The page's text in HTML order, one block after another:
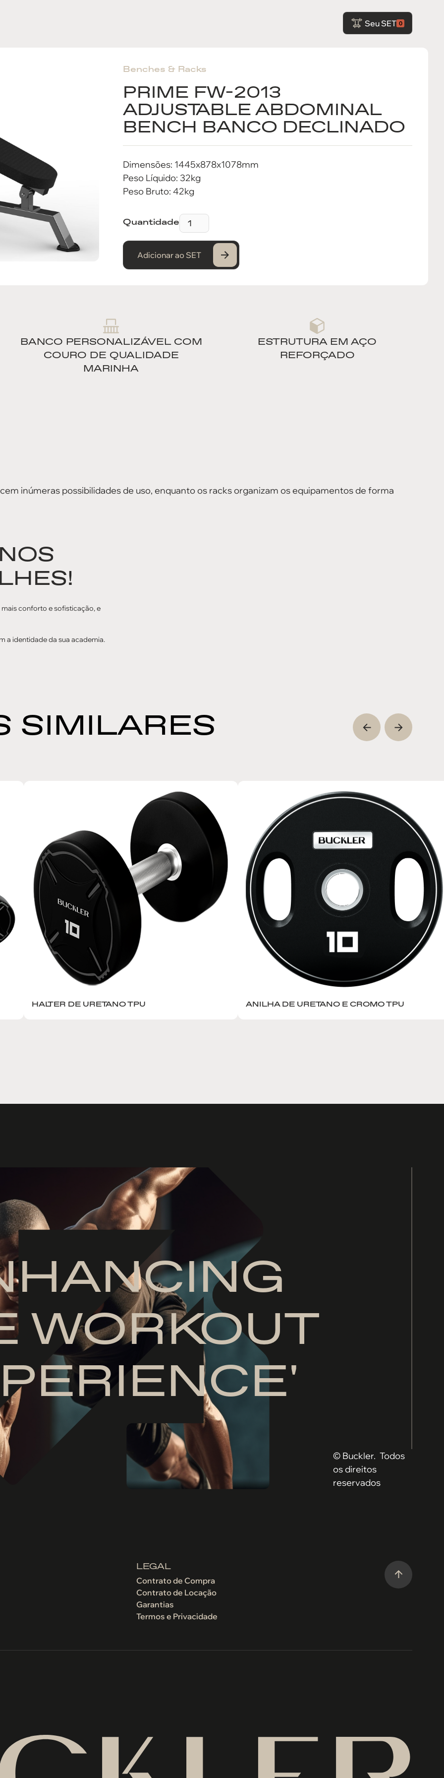
Seu SET 0
Benches & Racks
PRIME FW-2013
ADJUSTABLE ABDOMINAL
BENCH BANCO DECLINADO
Dimensões: 1445x878x1078mm
Peso Líquido: 32kg
Peso Bruto: 42kg
Quantidade
Adicionar ao SET
BANCO PERSONALIZÁVEL COM
COURO DE QUALIDADE
MARINHA
ESTRUTURA EM AÇO
REFORÇADO
inúmeras possibilidades de uso, enquanto os racks organizam os equipamentos de forma
conforto e sofisticação, e
a identidade da sua academia.
SIMILARES
HALTER DE URETANO TPU ANILHA DE URETANO E CROMO TPU
WORKOUT
© Buckler. Todos
os direitos
reservados
LEGAL
Contrato de Compra
Contrato de Locação
Garantias
Termos e Privacidade